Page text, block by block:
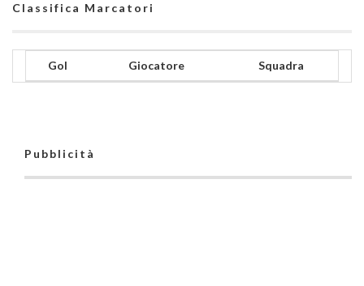
Classifica Marcatori
Gol Giocatore Squadra
Pubblicità